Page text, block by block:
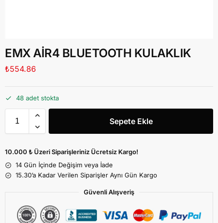
EMX AİR4 BLUETOOTH KULAKLIK
₺554.86
48 adet stokta
Sepete Ekle
10.000 ₺ Üzeri Siparişleriniz Ücretsiz Kargo!
14 Gün İçinde Değişim veya İade
15.30’a Kadar Verilen Siparişler Aynı Gün Kargo
Güvenli Alışveriş